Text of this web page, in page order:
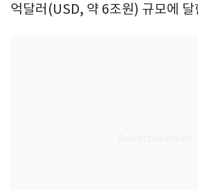
억달러(USD, 약 6조원) 규모에 달